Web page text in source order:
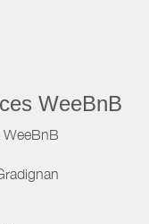
WeeBnB
WeeBnB